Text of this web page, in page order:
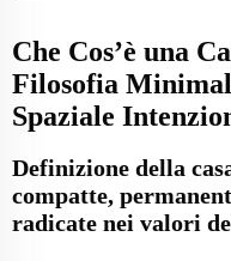
Che Cos’è una
Filosofia
Spaziale
Definizione della
compatte,
radicate nei valori